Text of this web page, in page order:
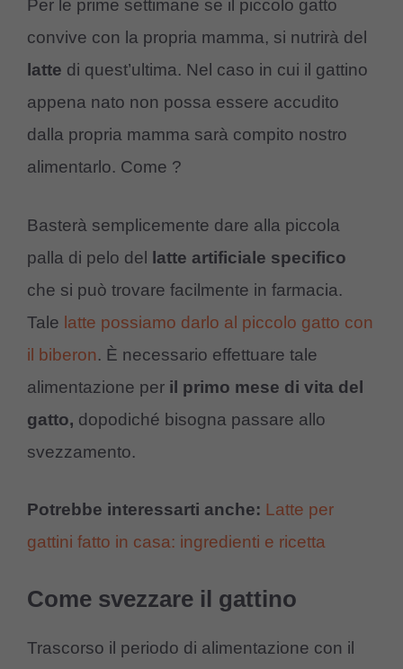
Per le prime settimane se il piccolo gatto
convive con la propria mamma, si nutrirà del
latte di quest’ultima. Nel caso in cui il gattino
appena nato non possa essere accudito
dalla propria mamma sarà compito nostro
alimentarlo. Come ?
Basterà semplicemente dare alla piccola
palla di pelo del
latte artificiale specifico
che si può trovare facilmente in farmacia.
Tale latte possiamo darlo al piccolo gatto con
il biberon. È necessario effettuare tale
alimentazione per il primo mese di vita del
gatto, dopodiché bisogna passare allo
svezzamento.
Potrebbe interessarti anche: Latte per
gattini fatto in casa: ingredienti e ricetta
Come svezzare il gattino
Trascorso il periodo di alimentazione con il